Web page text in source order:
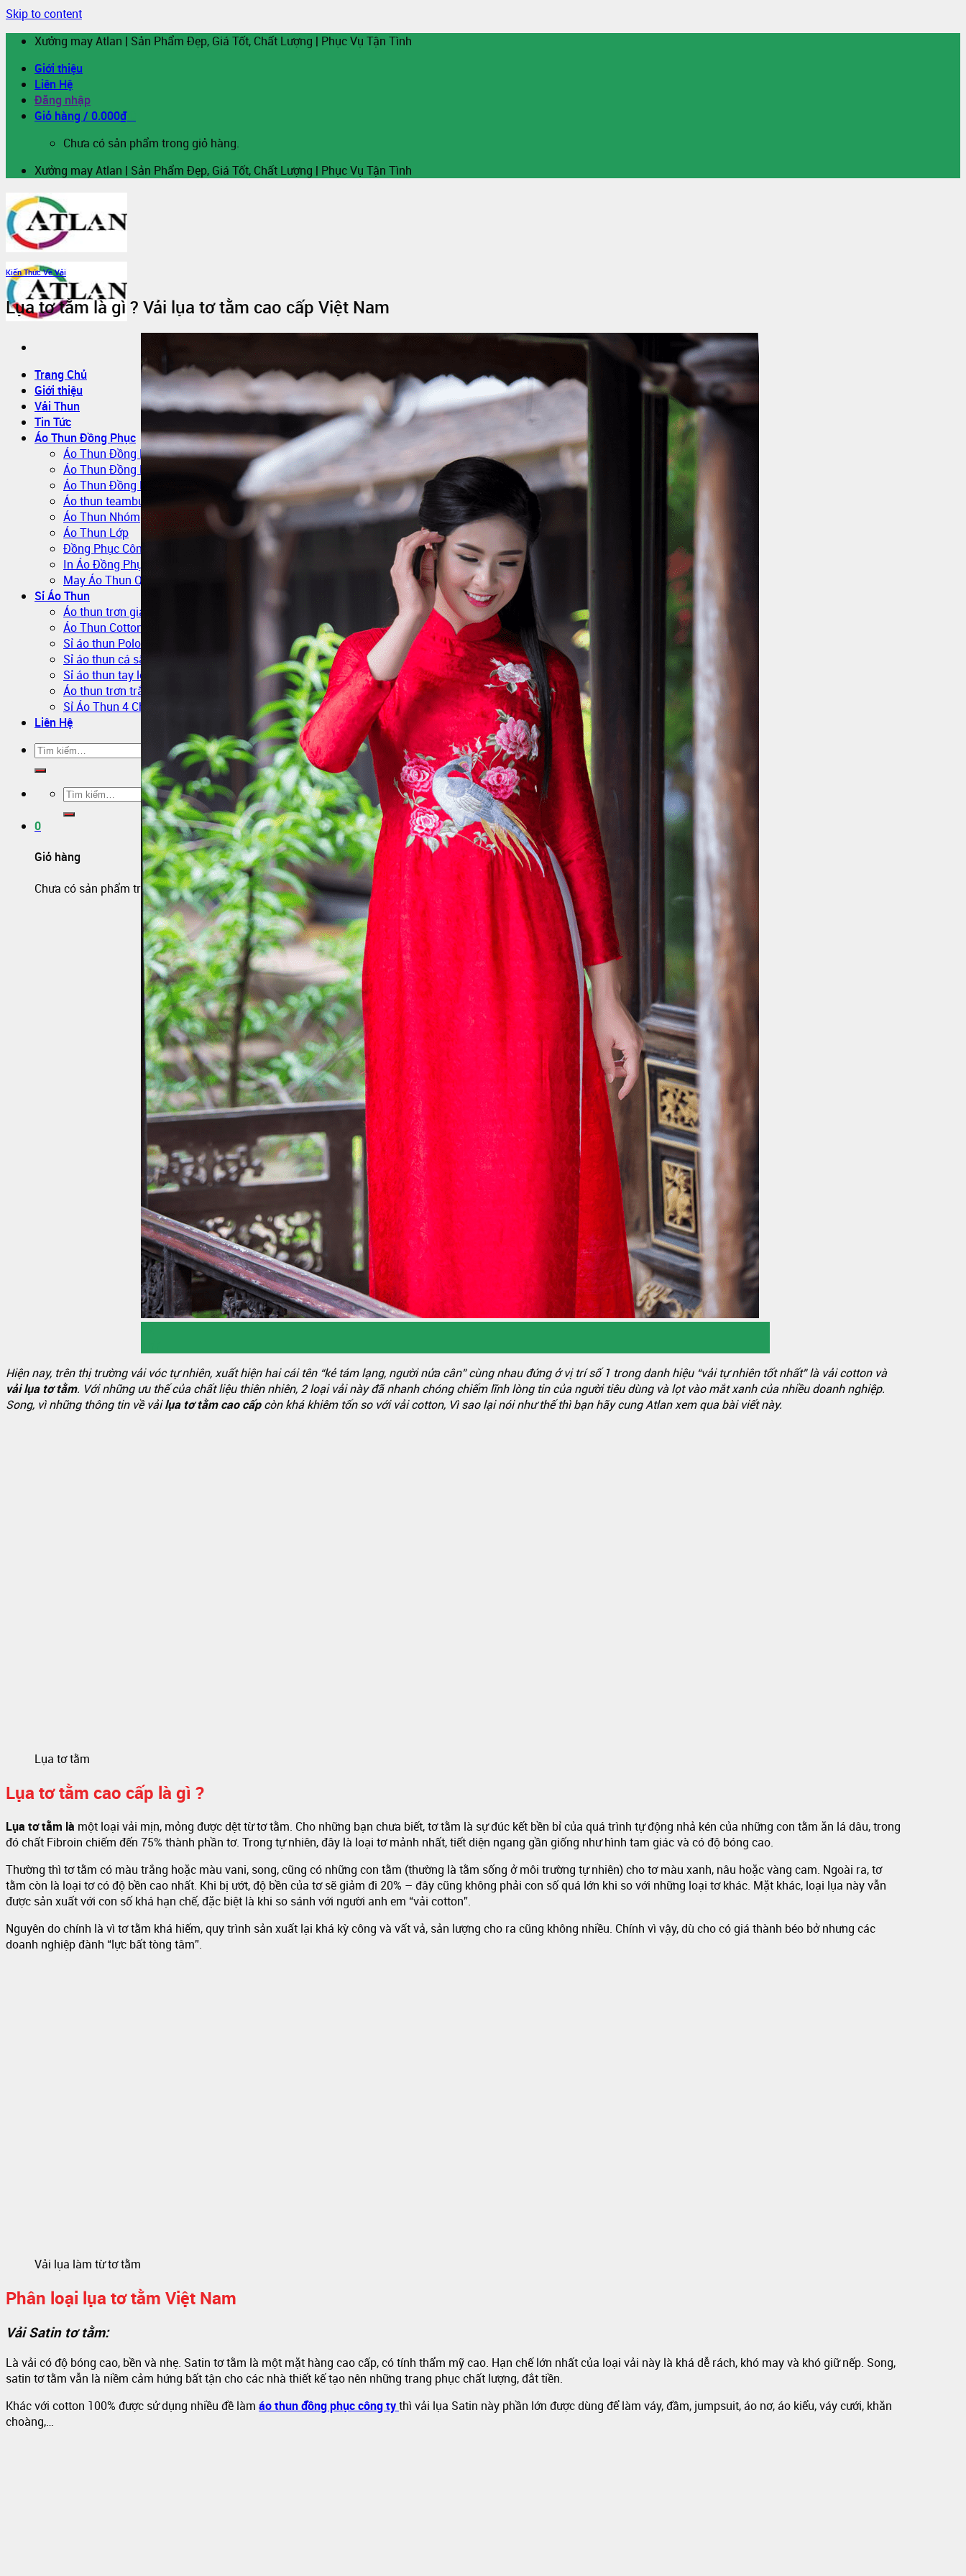
Skip to content
Xưởng may Atlan | Sản Phẩm Đẹp, Giá Tốt, Chất Lượng | Phục Vụ Tận Tình
Giới thiệu
Liên Hệ
Đăng nhập
Giỏ hàng / 0.000₫
Chưa có sản phẩm trong giỏ hàng.
Xưởng may Atlan | Sản Phẩm Đẹp, Giá Tốt, Chất Lượng | Phục Vụ Tận Tình
Trang Chủ
Giới thiệu
Vải Thun
Tin Tức
Áo Thun Đồng Phục
Áo Thun Đồng Phục Quán Cafe
Áo Thun Đồng Phục Mầm Non
Áo Thun Đồng Phục Công Nhân
Áo thun teambuilding đi biển
Áo Thun Nhóm
Áo Thun Lớp
Đồng Phục Công Nhân
In Áo Đồng Phục
May Áo Thun Quảng Cáo – Áo Thun Sự Kiện
Sỉ Áo Thun
Áo thun trơn giá sỉ
Áo Thun Cotton Sỉ
Sỉ áo thun Polo giá sỉ
Sỉ áo thun cá sấu giá rẻ
Sỉ áo thun tay lỡ
Áo thun trơn trắng
Sỉ Áo Thun 4 Chiều
Liên Hệ
0
Giỏ hàng
Chưa có sản phẩm trong giỏ hàng.
Kiến Thức Về Vải
Lụa tơ tằm là gì ? Vải lụa tơ tằm cao cấp Việt Nam
Hiện nay, trên thị trường vải vóc tự nhiên, xuất hiện hai cái tên “kẻ tám lạng, người nửa cân” cùng nhau đứng ở vị trí số 1 trong danh hiệu “vải tự nhiên tốt nhất” là vải cotton và
vải lụa tơ tằm. Với những ưu thế của chất liệu thiên nhiên, 2 loại vải này đã nhanh chóng chiếm lĩnh lòng tin của người tiêu dùng và lọt vào mắt xanh của nhiều doanh nghiệp.
Song, vì những thông tin về vảilụa tơ tằm cao cấpcòn khá khiêm tốn so với vải cotton, Vì sao lại nói như thế thì bạn hãy cung Atlan xem qua bài viết này.
Lụa tơ tằm
Lụa tơ tằm cao cấp là gì ?
Lụa tơ tằm là một loại vải mịn, mỏng được dệt từ tơ tằm. Cho những bạn chưa biết, tơ tằm là sự đúc kết bền bỉ của quá trình tự động nhả kén của những con tằm ăn lá dâu, trong
đó chất Fibroin chiếm đến 75% thành phần tơ. Trong tự nhiên, đây là loại tơ mảnh nhất, tiết diện ngang gần giống như hình tam giác và có độ bóng cao.
Thường thì tơ tằm có màu trắng hoặc màu vani, song, cũng có những con tằm (thường là tằm sống ở môi trường tự nhiên) cho tơ màu xanh, nâu hoặc vàng cam. Ngoài ra, tơ
tằm còn là loại tơ có độ bền cao nhất. Khi bị ướt, độ bền của tơ sẽ giảm đi 20% – đây cũng không phải con số quá lớn khi so với những loại tơ khác. Mặt khác, loại lụa này vẫn
được sản xuất với con số khá hạn chế, đặc biệt là khi so sánh với người anh em “vải cotton”.
Nguyên do chính là vì tơ tằm khá hiếm, quy trình sản xuất lại khá kỳ công và vất vả, sản lượng cho ra cũng không nhiều. Chính vì vậy, dù cho có giá thành béo bở nhưng các
doanh nghiệp đành “lực bất tòng tâm”.
Vải lụa làm từ tơ tằm
Phân loại lụa tơ tằm Việt Nam
Vải Satin tơ tằm:
Là vải có độ bóng cao, bền và nhẹ. Satin tơ tằm là một mặt hàng cao cấp, có tính thẩm mỹ cao. Hạn chế lớn nhất của loại vải này là khá dễ rách, khó may và khó giữ nếp. Song,
satin tơ tằm vẫn là niềm cảm hứng bất tận cho các nhà thiết kế tạo nên những trang phục chất lượng, đắt tiền.
Khác với cotton 100% được sử dụng nhiều đề làm áo thun đồng phục công tythì vải lụa Satin này phần lớn được dùng để làm váy, đầm, jumpsuit, áo nơ, áo kiểu, váy cưới, khăn
choàng,…